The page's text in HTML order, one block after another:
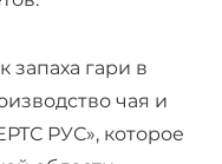
гари в
чая и
РУС», которое